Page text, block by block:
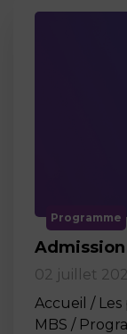
Programme
02 juillet
Accueil /
MBS /